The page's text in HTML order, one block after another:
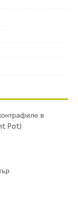
в
Pot)